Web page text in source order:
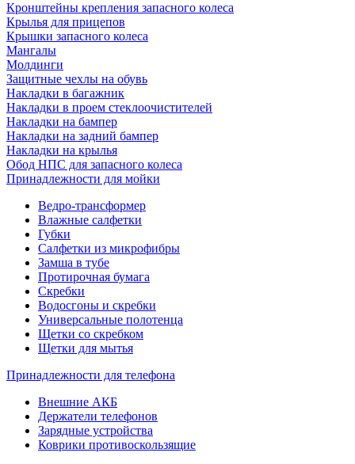
Кронштейны крепления запасного колеса
Крылья для прицепов
Крышки запасного колеса
Мангалы
Молдинги
Защитные чехлы на обувь
Накладки в багажник
Накладки в проем стеклоочистителей
Накладки на бампер
Накладки на задний бампер
Накладки на крылья
Обод НПС для запасного колеса
Принадлежности для мойки
Ведро-трансформер
Влажные салфетки
Губки
Салфетки из микрофибры
Замша в тубе
Протирочная бумага
Скребки
Водосгоны и скребки
Универсальные полотенца
Щетки со скребком
Щетки для мытья
Принадлежности для телефона
Внешние АКБ
Держатели телефонов
Зарядные устройства
Коврики противоскользящие